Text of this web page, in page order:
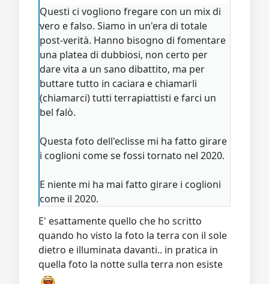
Questi ci vogliono fregare con un mix di
vero e falso. Siamo in un'era di totale
post-verità. Hanno bisogno di fomentare
una platea di dubbiosi, non certo per
dare vita a un sano dibattito, ma per
buttare tutto in caciara e chiamarli
(chiamarci) tutti terrapiattisti e farci un
bel falò.
Questa foto dell'eclisse mi ha fatto girare
i coglioni come se fossi tornato nel 2020.
E niente mi ha mai fatto girare i coglioni
come il 2020.
E' esattamente quello che ho scritto
quando ho visto la foto la terra con il sole
dietro e illuminata davanti.. in pratica in
quella foto la notte sulla terra non esiste